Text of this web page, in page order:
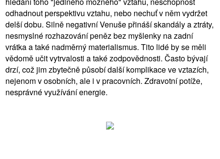
odhadnout perspektivu vztahu, nebo nechuť v něm vydržet
delší dobu. Silně negativní Venuše přináší skandály a ztráty,
nesmyslné rozhazování peněz bez myšlenky na zadní
vrátka a také nadměrný materialismus. Tito lidé by se měli
vědomě učit vytrvalosti a také zodpovědnosti. Často bývají
drzí, což jim zbytečně působí další komplikace ve vztazích,
nejenom v osobních, ale i v pracovních. Zdravotní potíže,
nesprávné využívání energie.